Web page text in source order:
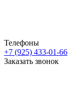
Телефоны
+7 (925) 433-01-66
Заказать звонок